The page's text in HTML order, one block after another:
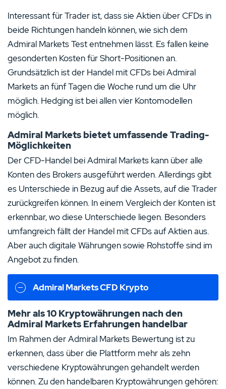
Interessant für Trader ist, dass sie Aktien über CFDs in
beide Richtungen handeln können, wie sich dem
Admiral Markets Test entnehmen lässt. Es fallen keine
gesonderten Kosten für Short-Positionen an.
Grundsätzlich ist der Handel mit CFDs bei Admiral
Markets an fünf Tagen die Woche rund um die Uhr
möglich. Hedging ist bei allen vier Kontomodellen
möglich.
Admiral Markets bietet umfassende Trading-
Möglichkeiten
Der CFD-Handel bei Admiral Markets kann über alle
Konten des Brokers ausgeführt werden. Allerdings gibt
es Unterschiede in Bezug auf die Assets, auf die Trader
zurückgreifen können. In einem Vergleich der Konten ist
erkennbar, wo diese Unterschiede liegen. Besonders
umfangreich fällt der Handel mit CFDs auf Aktien aus.
Aber auch digitale Währungen sowie Rohstoffe sind im
Angebot zu finden.
Admiral Markets CFD Krypto
Mehr als 10 Kryptowährungen nach den
Admiral Markets Erfahrungen handelbar
Im Rahmen der Admiral Markets Bewertung ist zu
erkennen, dass über die Plattform mehr als zehn
verschiedene Kryptowährungen gehandelt werden
können. Zu den handelbaren Kryptowährungen gehören:
Unsere Top Alternative zu Admiral Markets:
Pepperstone Erfahrungen
75.2% der Kleinanlegerkonten verlieren
Geld beim CFD-Handel mit diesem
Anbieter.